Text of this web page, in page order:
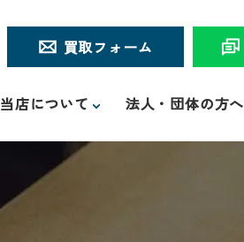
当店について 法人・団体の方へ
買取フォーム